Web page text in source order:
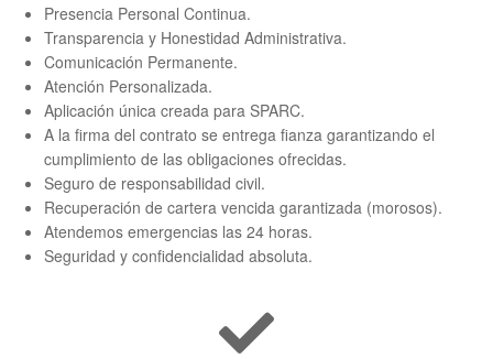
Presencia Personal Continua.
Transparencia y Honestidad Administrativa.
Comunicación Permanente.
Atención Personalizada.
Aplicación única creada para SPARC.
A la firma del contrato se entrega fianza garantizando el
cumplimiento de las obligaciones ofrecidas.
Seguro de responsabilidad civil.
Recuperación de cartera vencida garantizada (morosos).
Atendemos emergencias las 24 horas.
Seguridad y confidencialidad absoluta.